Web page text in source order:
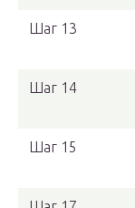
Шаг 13
Шаг 14
Шаг 15